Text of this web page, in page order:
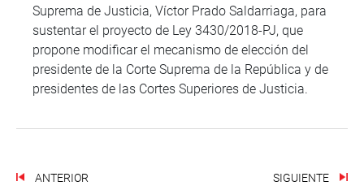
Suprema de Justicia, Víctor Prado Saldarriaga, para
sustentar el proyecto de Ley 3430/2018-PJ, que
propone modificar el mecanismo de elección del
presidente de la Corte Suprema de la República y de
presidentes de las Cortes Superiores de Justicia.
ANTERIOR SIGUIENTE